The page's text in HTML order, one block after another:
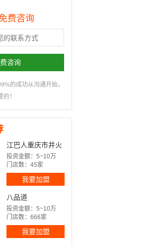
费咨询
咨询
的成功从沟通开始，
！
江巴人重庆市井火
锅
投资金额：5~10万
门店数：45家
我要加盟
八品道
投资金额：5~10万
门店数：666家
我要加盟